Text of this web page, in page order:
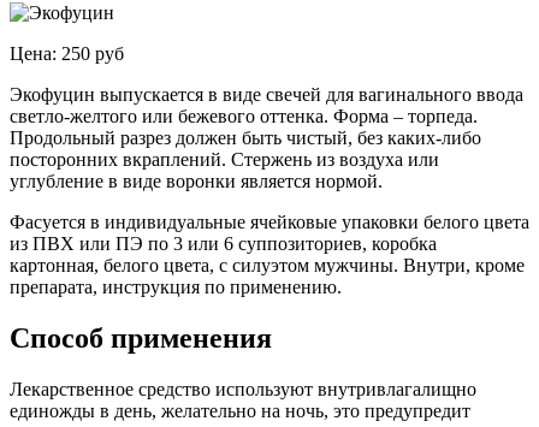
Цена: 250 руб
Экофуцин выпускается в виде свечей для вагинального ввода
светло-желтого или бежевого оттенка. Форма – торпеда.
Продольный разрез должен быть чистый, без каких-либо
посторонних вкраплений. Стержень из воздуха или
углубление в виде воронки является нормой.
Фасуется в индивидуальные ячейковые упаковки белого цвета
из ПВХ или ПЭ по 3 или 6 суппозиториев, коробка
картонная, белого цвета, с силуэтом мужчины. Внутри, кроме
препарата, инструкция по применению.
Способ применения
Лекарственное средство используют внутривлагалищно
единожды в день, желательно на ночь, это предупредит